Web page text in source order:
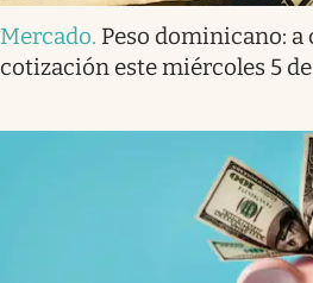
Mercado. Peso dominicano:
cotización este miércoles 5